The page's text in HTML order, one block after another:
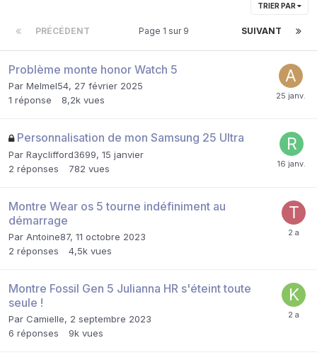
TRIER PAR
PRÉCÉDENT SUIVANT
Page 1 sur 9
Problème monte honor Watch 5
Par Melmel54, 27 février 2025
1 réponse 8,2k vues
Personnalisation de mon Samsung 25 Ultra
Par Rayclifford3699, 15 janvier
2 réponses 782 vues
Montre Wear os 5 tourne indéfiniment au
démarrage
Par Antoine87, 11 octobre 2023
2 réponses 4,5k vues
Montre Fossil Gen 5 Julianna HR s'éteint toute
seule !
Par Camielle, 2 septembre 2023
6 réponses 9k vues